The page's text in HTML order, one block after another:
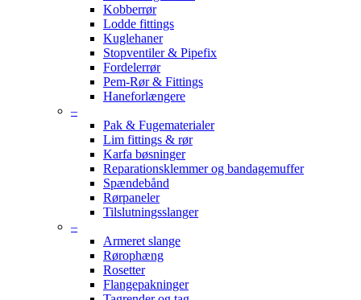
Kobberrør
Lodde fittings
Kuglehaner
Stopventiler & Pipefix
Fordelerrør
Pem-Rør & Fittings
Haneforlængere
–
Pak & Fugematerialer
Lim fittings & rør
Karfa bøsninger
Reparationsklemmer og bandagemuffer
Spændebånd
Rørpaneler
Tilslutningsslanger
–
Armeret slange
Rørophæng
Rosetter
Flangepakninger